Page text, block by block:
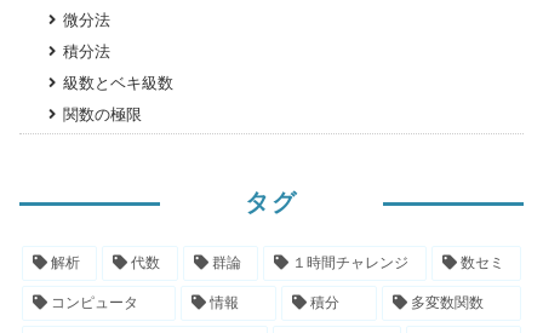
微分法
積分法
級数とベキ級数
関数の極限
タグ
解析 代数 群論 １時間チャレンジ 数セミ
コンピュータ 情報 積分 多変数関数